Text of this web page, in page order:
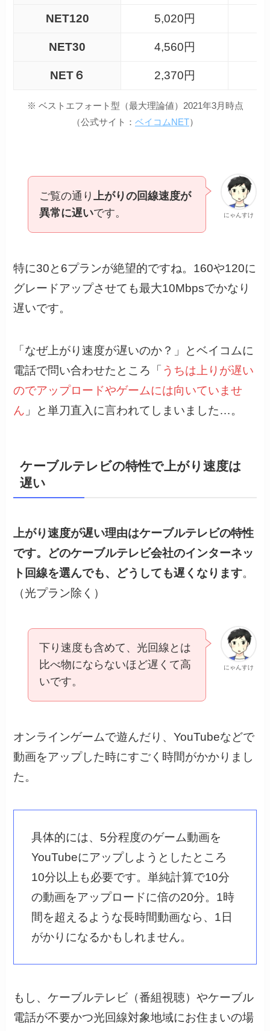
NET120 5,020円
NET30 4,560円
NET６ 2,370円
※ ベストエフォート型（最大理論値）2021年3月時点
（公式サイト： ベイコムNET）
にゃんすけ
ご覧の通り上がりの回線速度が
異常に遅いです。
特に30と6プランが絶望的ですね。160や120に
グレードアップさせても最大10Mbpsでかなり
遅いです。
「なぜ上がり速度が遅いのか？」とベイコムに
電話で問い合わせたところ「 うちは上りが遅い
のでアップロードやゲームには向いていませ
ん 」と単刀直入に言われてしまいました…。
ケーブルテレビの特性で上がり速度は
遅い
上がり速度が遅い理由はケーブルテレビの特性
です。どのケーブルテレビ会社のインターネッ
ト回線を選んでも、どうしても遅くなります。
（光プラン除く）
にゃんすけ
下り速度も含めて、光回線とは
比べ物にならないほど遅くて高
いです。
オンラインゲームで遊んだり、YouTubeなどで
動画をアップした時にすごく時間がかかりまし
た。
具体的には、5分程度のゲーム動画を
YouTubeにアップしようとしたところ
10分以上も必要です。単純計算で10分
の動画をアップロードに倍の20分。1時
間を超えるような長時間動画なら、1日
がかりになるかもしれません。
もし、ケーブルテレビ（番組視聴）やケーブル
電話が不要かつ光回線対象地域にお住まいの場